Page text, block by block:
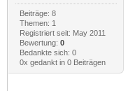
Beiträge: 8
Themen: 1
Registriert seit: May 2011
Bewertung: 0
Bedankte sich: 0
0x gedankt in 0 Beiträgen